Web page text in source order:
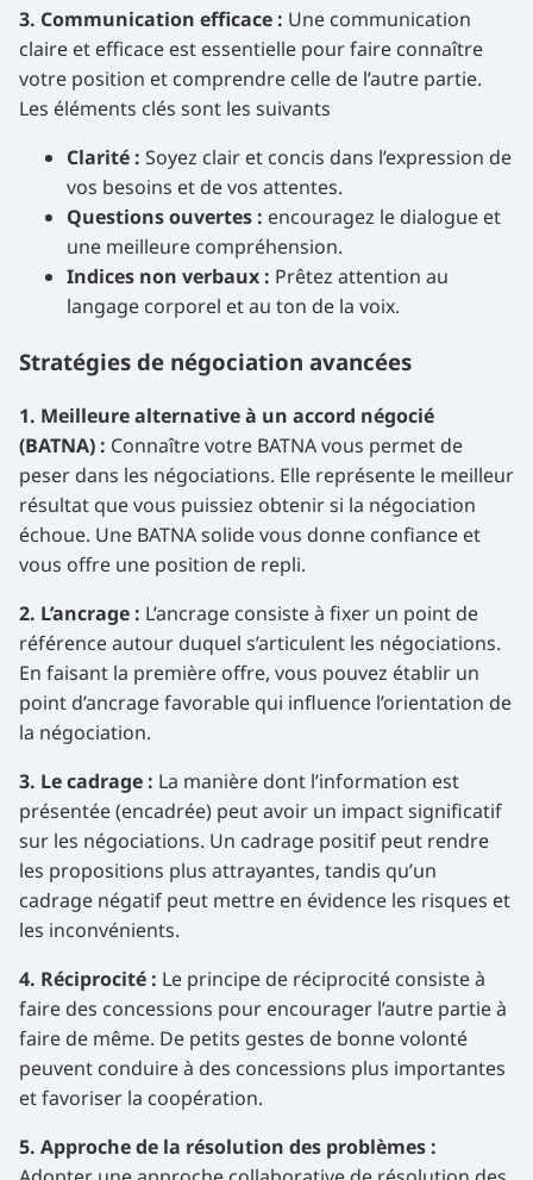
3. Communication efficace : Une communication
claire et efficace est essentielle pour faire connaître
votre position et comprendre celle de l’autre partie.
Les éléments clés sont les suivants
Clarité : Soyez clair et concis dans l’expression de
vos besoins et de vos attentes.
Questions ouvertes : encouragez le dialogue et
une meilleure compréhension.
Indices non verbaux : Prêtez attention au
langage corporel et au ton de la voix.
Stratégies de négociation avancées
1. Meilleure alternative à un accord négocié
(BATNA) : Connaître votre BATNA vous permet de
peser dans les négociations. Elle représente le meilleur
résultat que vous puissiez obtenir si la négociation
échoue. Une BATNA solide vous donne confiance et
vous offre une position de repli.
2. L’ancrage : L’ancrage consiste à fixer un point de
référence autour duquel s’articulent les négociations.
En faisant la première offre, vous pouvez établir un
point d’ancrage favorable qui influence l’orientation de
la négociation.
3. Le cadrage : La manière dont l’information est
présentée (encadrée) peut avoir un impact significatif
sur les négociations. Un cadrage positif peut rendre
les propositions plus attrayantes, tandis qu’un
cadrage négatif peut mettre en évidence les risques et
les inconvénients.
4. Réciprocité : Le principe de réciprocité consiste à
faire des concessions pour encourager l’autre partie à
faire de même. De petits gestes de bonne volonté
peuvent conduire à des concessions plus importantes
et favoriser la coopération.
5. Approche de la résolution des problèmes :